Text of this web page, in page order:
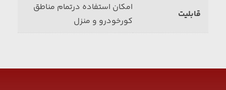
قابلیت‌
امکان استفاده درتمام مناطق
کورخودرو و منزل